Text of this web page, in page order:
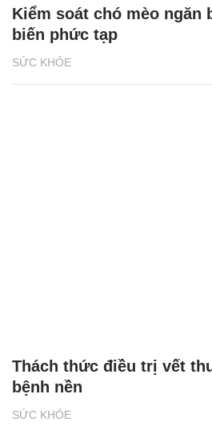
SỨC KHỎE
Kiểm soát chó mèo ngăn
biến phức tạp
SỨC KHỎE
Thách thức điều trị vết
bệnh nền